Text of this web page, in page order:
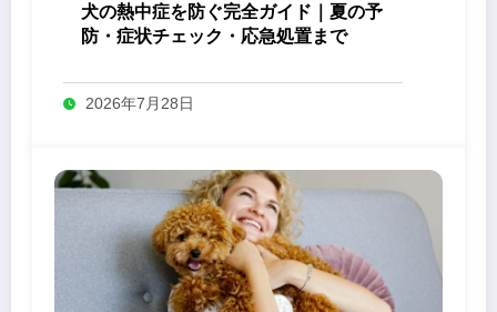
犬の熱中症を防ぐ完全ガイド｜夏の予
防・症状チェック・応急処置まで
2026年7月28日